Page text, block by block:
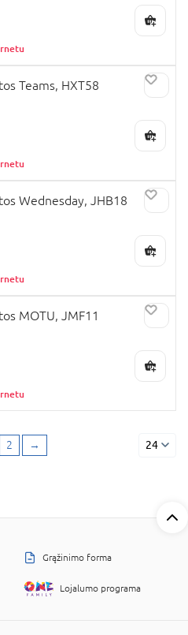
Teams, HXT58
Wednesday, JHB18
MOTU, JMF11
2 → 24
Grąžinimo forma
Lojalumo programa